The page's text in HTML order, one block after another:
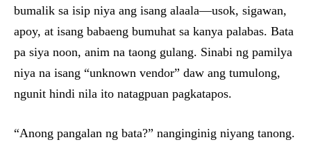
bumalik sa isip niya ang isang alaala—usok, sigawan,
apoy, at isang babaeng bumuhat sa kanya palabas. Bata
pa siya noon, anim na taong gulang. Sinabi ng pamilya
niya na isang “unknown vendor” daw ang tumulong,
ngunit hindi nila ito natagpuan pagkatapos.
“Anong pangalan ng bata?” nanginginig niyang tanong.